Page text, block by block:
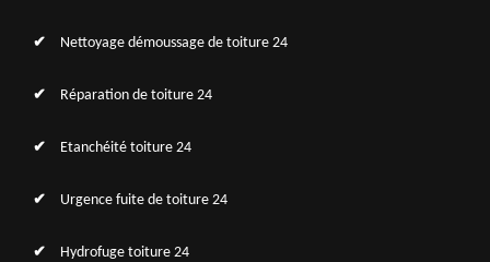
Nettoyage démoussage de toiture 24
Réparation de toiture 24
Etanchéité toiture 24
Urgence fuite de toiture 24
Hydrofuge toiture 24